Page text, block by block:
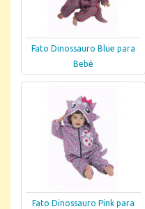
Fato Dinossauro Blue para
Bebé
Fato Dinossauro Pink para